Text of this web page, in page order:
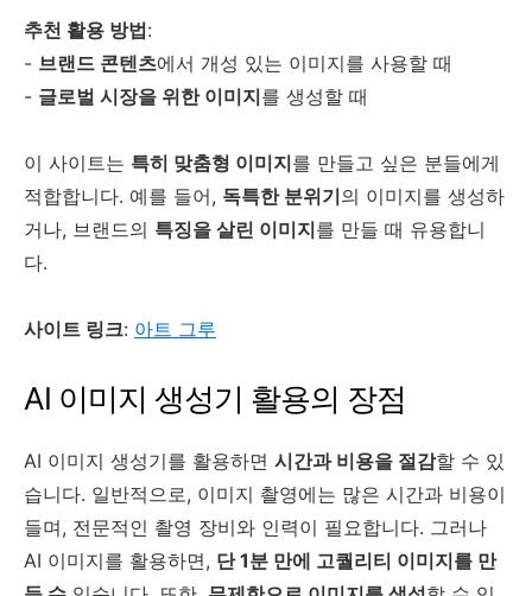
추천 활용 방법:
- 브랜드 콘텐츠에서 개성 있는 이미지를 사용할 때
- 글로벌 시장을 위한 이미지를 생성할 때
이 사이트는 특히 맞춤형 이미지를 만들고 싶은 분들에게
적합합니다. 예를 들어, 독특한 분위기의 이미지를 생성하
거나, 브랜드의 특징을 살린 이미지를 만들 때 유용합니
다.
사이트 링크: 아트 그루
AI 이미지 생성기 활용의 장점
AI 이미지 생성기를 활용하면 시간과 비용을 절감할 수 있
습니다. 일반적으로, 이미지 촬영에는 많은 시간과 비용이
들며, 전문적인 촬영 장비와 인력이 필요합니다. 그러나
AI 이미지를 활용하면, 단 1분 만에 고퀄리티 이미지를 만